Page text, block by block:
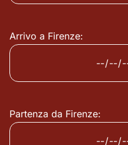
Arrivo a Firenze:
Partenza da Firenze: